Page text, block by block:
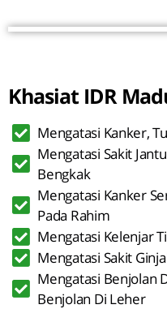
Khasiat IDR
Mengatasi Kanker,
Mengatasi Sakit
Bengkak
Mengatasi Kanker
Pada Rahim
Mengatasi Kelenjar
Mengatasi Sakit
Mengatasi Benjolan
Benjolan Di Leher